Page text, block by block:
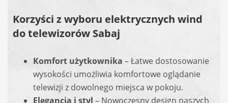
Korzyści z wyboru elektrycznych wind
do telewizorów Sabaj
Komfort użytkownika – Łatwe dostosowanie
wysokości umożliwia komfortowe oglądanie
telewizji z dowolnego miejsca w pokoju.
Elegancja i styl – Nowoczesny design naszych